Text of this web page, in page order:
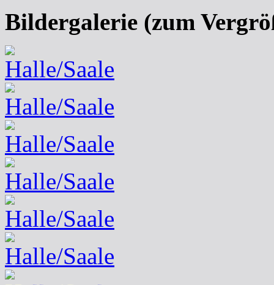
Bildergalerie (zum